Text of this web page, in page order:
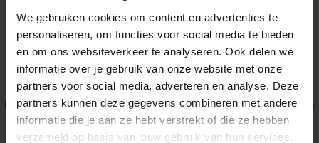
We gebruiken cookies om content en advertenties te
personaliseren, om functies voor social media te bieden
en om ons websiteverkeer te analyseren. Ook delen we
informatie over je gebruik van onze website met onze
partners voor social media, adverteren en analyse. Deze
partners kunnen deze gegevens combineren met andere
informatie die je aan ze hebt verstrekt of die ze hebben
verzameld op basis van jouw gebruik van hun services.
Application error: a client-side exception has occurred while
loadingwww.voordeeluitjes.nl (see the browser console for more
information).